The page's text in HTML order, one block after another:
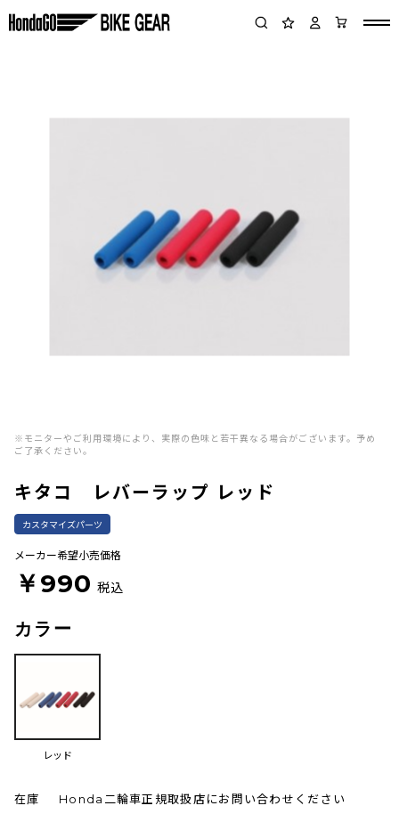
※モニターやご利用環境により、実際の色味と若干異なる場合がございます。予め
ご了承ください。
カスタマイズパーツ
キタコ レバーラップ レッド
メーカー希望小売価格
￥990 税込
カラー
レッド
在庫 Honda二輪車正規取扱店にお問い合わせください